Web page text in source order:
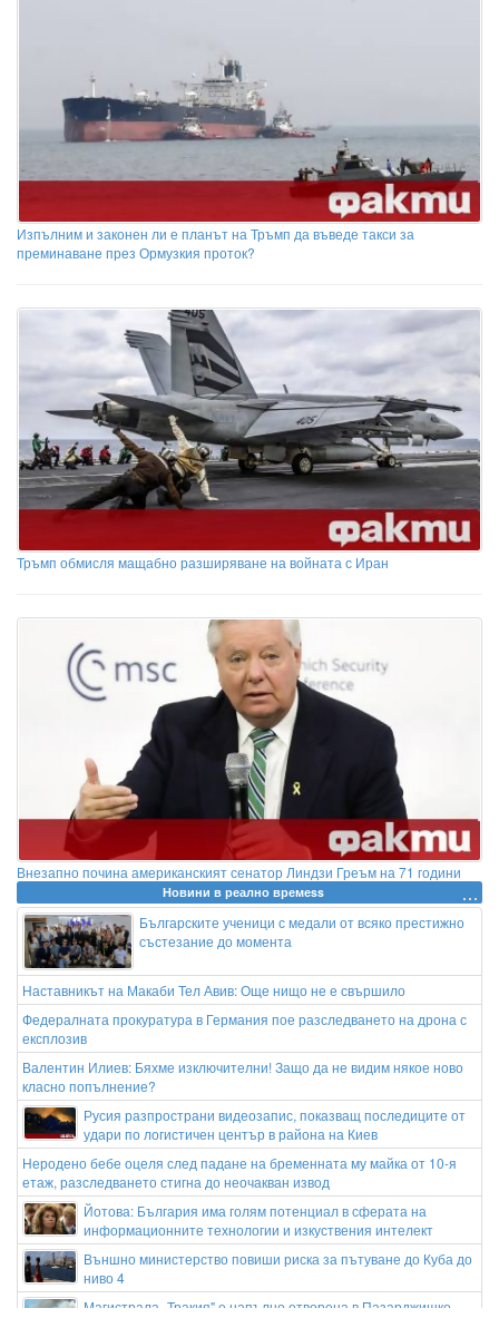
Изпълним и законен ли е планът на Тръмп да въведе такси за
преминаване през Ормузкия проток?
Тръмп обмисля мащабно разширяване на войната с Иран
Внезапно почина американският сенатор Линдзи Греъм на 71 години
Новини в реално времеss
Българските ученици с медали от всяко престижно
състезание до момента
Наставникът на Макаби Тел Авив: Още нищо не е свършило
Федералната прокуратура в Германия пое разследването на дрона с
експлозив
Валентин Илиев: Бяхме изключителни! Защо да не видим някое ново
класно попълнение?
Русия разпространи видеозапис, показващ последиците от
удари по логистичен център в района на Киев
Неродено бебе оцеля след падане на бременната му майка от 10-я
етаж, разследването стигна до неочакван извод
Йотова: България има голям потенциал в сферата на
информационните технологии и изкуствения интелект
Външно министерство повиши риска за пътуване до Куба до
ниво 4
Магистрала „Тракия" е напълно отворена в Пазарджишко,